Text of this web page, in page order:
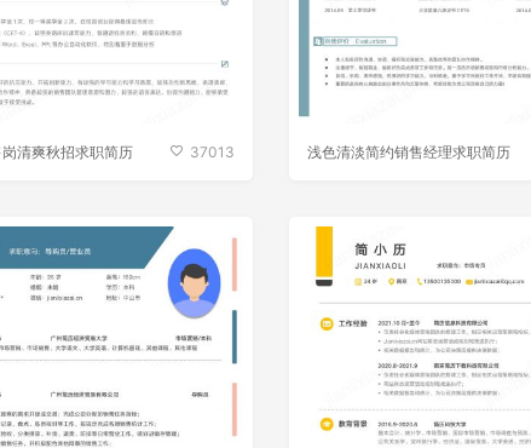
清爽秋招求职简历 37013 浅色清淡简约销售经理求职简历